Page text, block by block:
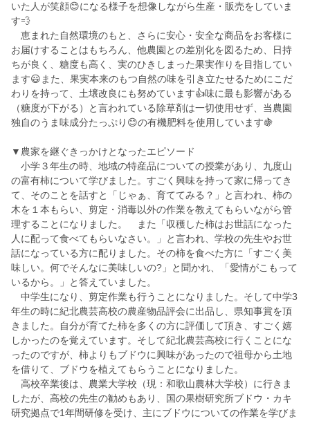
いた人が笑顔😊になる様子を想像しながら生産・販売をしていま
す💨
恵まれた自然環境のもと、さらに安心・安全な商品をお客様に
お届けすることはもちろん、他農園との差別化を図るため、日持
ちが良く、糖度も高く、実のひきしまった果実作りを目指してい
ます😃また、果実本来のもつ自然の味を引き立たせるためにこだ
わりを持って、土壌改良にも努めています👍味に最も影響がある
（糖度が下がる）と言われている除草剤は一切使用せず、当農園
独自のうま味成分たっぷり😊の有機肥料を使用しています🍇
▼農家を継ぐきっかけとなったエピソード
小学３年生の時、地域の特産品についての授業があり、九度山
の富有柿について学びました。すごく興味を持って家に帰ってき
て、そのことを話すと「じゃぁ、育ててみる？」と言われ、柿の
木を１本もらい、剪定・消毒以外の作業を教えてもらいながら管
理することになりました。 また「収穫した柿はお世話になった
人に配って食べてもらいなさい。」と言われ、学校の先生やお世
話になっている方に配りました。その柿を食べた方に「すごく美
味しい。何でそんなに美味しいの?」と聞かれ、「愛情がこもって
いるから。」と答えていました。
中学生になり、剪定作業も行うことになりました。そして中学3
年生の時に紀北農芸高校の農産物品評会に出品し、県知事賞を頂
きました。自分が育てた柿を多くの方に評価して頂き、すごく嬉
しかったのを覚えています。そして紀北農芸高校に行くことにな
ったのですが、柿よりもブドウに興味があったので祖母から土地
を借りて、ブドウを植えてもらうことになりました。
高校卒業後は、農業大学校（現：和歌山農林大学校）に行きま
したが、高校の先生の勧めもあり、国の果樹研究所ブドウ・カキ
研究拠点で1年間研修を受け、主にブドウについての作業を学びま